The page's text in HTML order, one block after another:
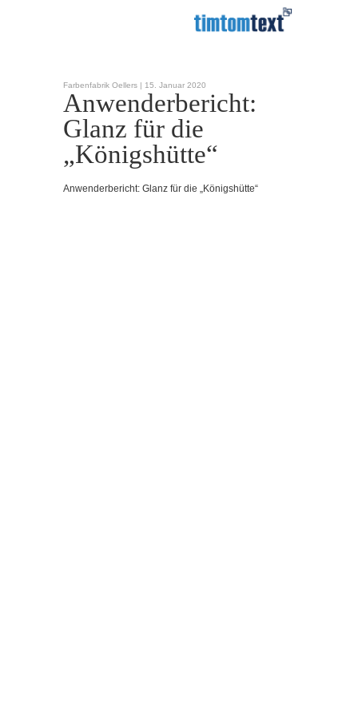
Farbenfabrik Oellers | 15. Januar 2020
Anwenderbericht:
Glanz für die
„Königshütte“
Anwenderbericht: Glanz für die „Königshütte“